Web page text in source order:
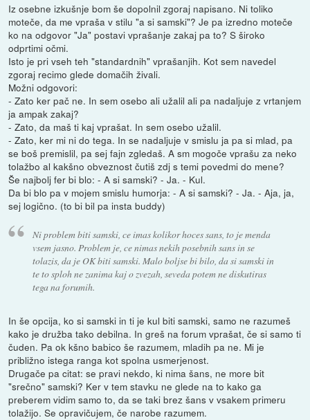
Iz osebne izkušnje bom še dopolnil zgoraj napisano. Ni toliko
moteče, da me vpraša v stilu "a si samski"? Je pa izredno moteče
ko na odgovor "Ja" postavi vprašanje zakaj pa to? S široko
odprtimi očmi.
Isto je pri vseh teh "standardnih" vprašanjih. Kot sem navedel
zgoraj recimo glede domačih živali.
Možni odgovori:
- Zato ker pač ne. In sem osebo ali užalil ali pa nadaljuje z vrtanjem
ja ampak zakaj?
- Zato, da maš ti kaj vprašat. In sem osebo užalil.
- Zato, ker mi ni do tega. In se nadaljuje v smislu ja pa si mlad, pa
se boš premislil, pa sej fajn zgledaš. A sm mogoče vprašu za neko
tolažbo al kakšno obveznost čutiš zdj s temi povedmi do mene?
Še najbolj fer bi blo: - A si samski? - Ja. - Kul.
Da bi blo pa v mojem smislu humorja: - A si samski? - Ja. - Aja, ja,
sej logično. (to bi bil pa insta buddy)
Ni problem biti samski, ce imas kolikor hoces sans, to je menda
vsem jasno. Problem je, ce nimas nekih posebnih sans in se
tolazis, da je OK biti samski. Malo boljse bi bilo, da si samski in
te to sploh ne zanima kaj o zvezah, seveda potem ne diskutiras
tega na forumih.
In še opcija, ko si samski in ti je kul biti samski, samo ne razumeš
kako je družba tako debilna. In greš na forum vprašat, če si samo ti
čuden. Pa ok kšno babico še razumem, mladih pa ne. Mi je
približno istega ranga kot spolna usmerjenost.
Drugače pa citat: se pravi nekdo, ki nima šans, ne more bit
"srečno" samski? Ker v tem stavku ne glede na to kako ga
preberem vidim samo to, da se taki brez šans v vsakem primeru
tolažijo. Se opravičujem, če narobe razumem.